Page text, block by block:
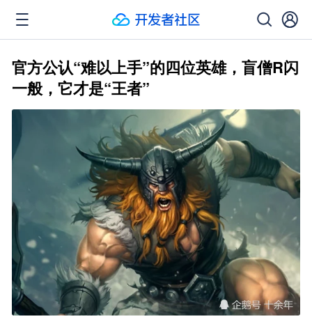
官方公认“难以上手”的四位英雄，盲僧R闪
一般，它才是“王者”